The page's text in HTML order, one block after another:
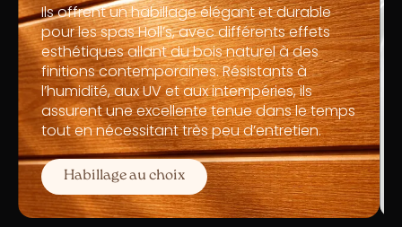
Ils offrent un habillage élégant et durable
pour les spas Holl’s, avec différents effets
esthétiques allant du bois naturel à des
finitions contemporaines. Résistants à
l’humidité, aux UV et aux intempéries, ils
assurent une excellente tenue dans le temps
tout en nécessitant très peu d’entretien.
Habillage au choix